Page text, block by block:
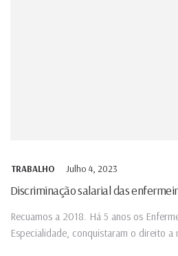
TRABALHO Julho 4, 2023
Discriminação salarial das
Recuamos a 2018. Há 5 anos os
Especialidade, conquistaram o direito a